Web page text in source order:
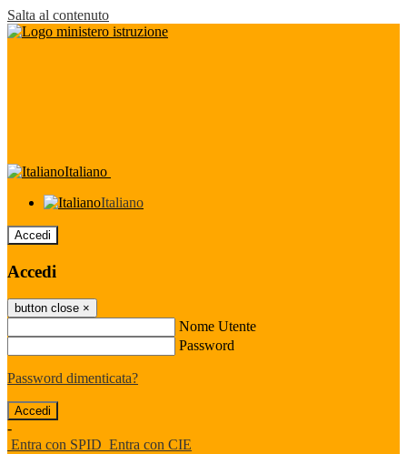
Salta al contenuto
Italiano
Italiano
Accedi
Accedi
button close ×
Nome Utente
Password
Password dimenticata?
-
Entra con SPID Entra con CIE